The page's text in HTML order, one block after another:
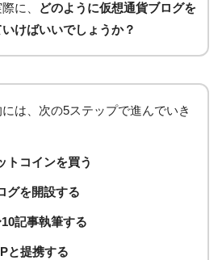
に、
どのように仮想通貨ブログを
けばいいでしょうか？
は、次の5ステップで進んでいき
トコインを買う
グを開設する
記事執筆する
と提携する